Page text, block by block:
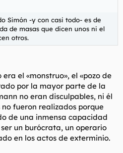
Simón -y con casi todo- es de
de masas que dicen unos ni el
otros.
el «monstruo», el «pozo de
por la mayor parte de la
no eran disculpables, ni él
fueron realizados porque
de una inmensa capacidad
un burócrata, un operario
en los actos de exterminio.